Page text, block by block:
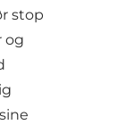
stop
og